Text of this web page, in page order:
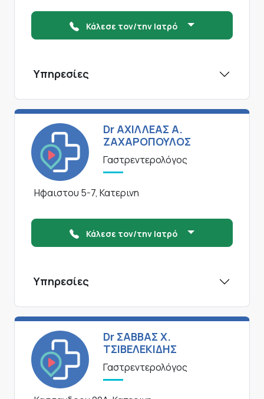
Κάλεσε τον/την Ιατρό
Υπηρεσίες
Dr ΑΧΙΛΛΕΑΣ Α.
ΖΑΧΑΡΟΠΟΥΛΟΣ
Γαστρεντερολόγος
Ηφαιστου 5-7, Κατερινη
Κάλεσε τον/την Ιατρό
Υπηρεσίες
Dr ΣΑΒΒΑΣ Χ.
ΤΣΙΒΕΛΕΚΙΔΗΣ
Γαστρεντερολόγος